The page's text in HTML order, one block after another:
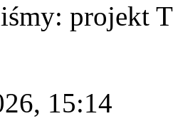
projekt
15:14